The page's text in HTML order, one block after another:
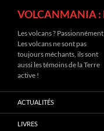
VOLCANMANIA :
Les volcans ?
Les volcans ne sont pas
toujours méchants, ils sont
aussi les témoins de la Terre
active !
ACTUALITÉS
LIVRES